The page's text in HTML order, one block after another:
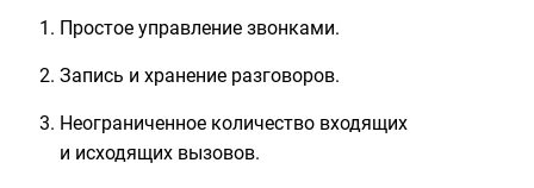
Простое управление звонками.
Запись и хранение разговоров.
Неограниченное количество входящих
и исходящих вызовов.